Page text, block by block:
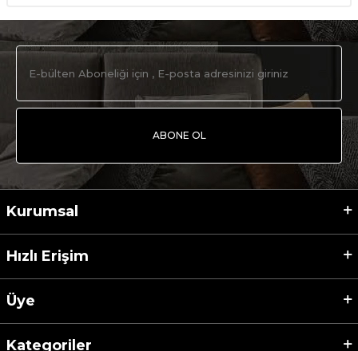
ABONE OL
Kurumsal
Hızlı Erişim
Üye
Kategoriler